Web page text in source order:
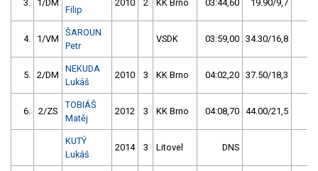
3. 1/DM
Filip
2010 2 KK Brno 03:44,60 19.90/9,7
4. 1/VM
ŠAROUN
Petr
VSDK 03:59,00 34.30/16,8
5. 2/DM
NEKUDA
Lukáš
2010 3 KK Brno 04:02,20 37.50/18,3
6. 2/ZS
TOBIÁŠ
Matěj
2012 3 KK Brno 04:08,70 44.00/21,5
KUTÝ
Lukáš
2014 3 Litovel DNS